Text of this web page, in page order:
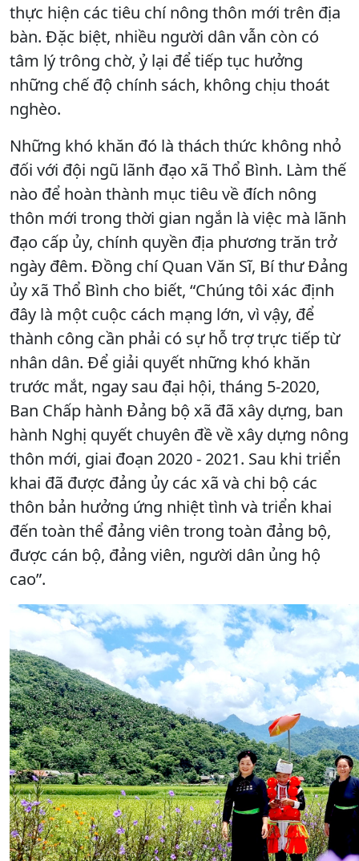
thực hiện các tiêu chí nông thôn mới trên địa
bàn. Đặc biệt, nhiều người dân vẫn còn có
tâm lý trông chờ, ỷ lại để tiếp tục hưởng
những chế độ chính sách, không chịu thoát
nghèo.
Những khó khăn đó là thách thức không nhỏ
đối với đội ngũ lãnh đạo xã Thổ Bình. Làm thế
nào để hoàn thành mục tiêu về đích nông
thôn mới trong thời gian ngắn là việc mà lãnh
đạo cấp ủy, chính quyền địa phương trăn trở
ngày đêm. Đồng chí Quan Văn Sĩ, Bí thư Đảng
ủy xã Thổ Bình cho biết, “Chúng tôi xác định
đây là một cuộc cách mạng lớn, vì vậy, để
thành công cần phải có sự hỗ trợ trực tiếp từ
nhân dân. Để giải quyết những khó khăn
trước mắt, ngay sau đại hội, tháng 5-2020,
Ban Chấp hành Đảng bộ xã đã xây dựng, ban
hành Nghị quyết chuyên đề về xây dựng nông
thôn mới, giai đoạn 2020 - 2021. Sau khi triển
khai đã được đảng ủy các xã và chi bộ các
thôn bản hưởng ứng nhiệt tình và triển khai
đến toàn thể đảng viên trong toàn đảng bộ,
được cán bộ, đảng viên, người dân ủng hộ
cao”.